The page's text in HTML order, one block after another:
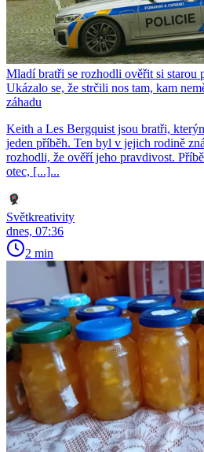
Mladí bratři se rozhodli ověřit si starou
Ukázalo se, že strčili nos tam, kam
záhadu
Keith a Les Bergquist jsou bratři,
jeden příběh. Ten byl v jejich rodině
rozhodli, že ověří jeho pravdivost.
otec, [...]...
Světkreativity
dnes, 07:36
2 min